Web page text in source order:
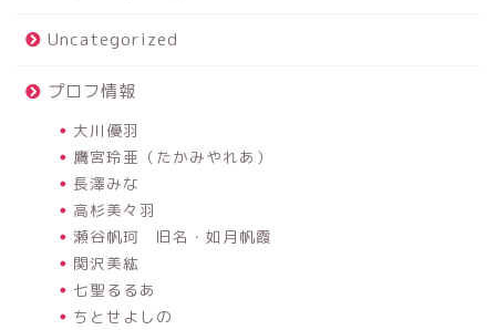
Uncategorized
プロフ情報
大川優羽
鷹宮玲亜（たかみやれあ）
長澤みな
高杉美々羽
瀬谷帆珂 旧名・如月帆霞
関沢美紘
七聖るるあ
ちとせよしの